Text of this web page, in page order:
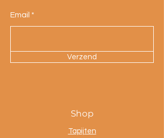
Email
Verzend
Shop
Tapijten